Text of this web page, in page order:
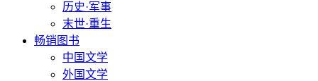
历史·军事
末世·重生
畅销图书
中国文学
外国文学